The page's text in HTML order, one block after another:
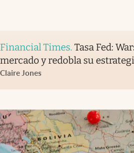
Financial Times. Tasa Fed:
mercado y redobla su
Claire Jones